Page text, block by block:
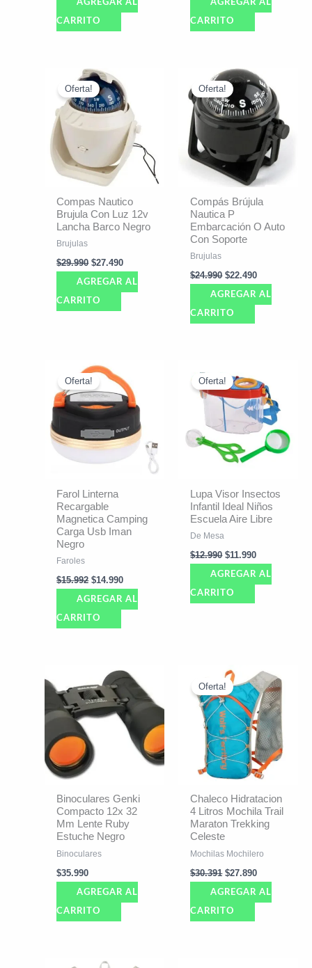
AGREGAR AL
CARRITO
AGREGAR AL
CARRITO
Oferta!
Compas Nautico
Brujula Con Luz 12v
Lancha Barco Negro
Brujulas
$29.990
El
precio
original
era:
$27.490
precio
actual
es:
$27.490.
AGREGAR AL
CARRITO
Oferta!
Compás Brújula
Nautica P
Embarcación O Auto
Con Soporte
Brujulas
$24.990
El
precio
original
era:
$24.990.
$22.490
El
precio
actual
es:
$22.490.
AGREGAR AL
CARRITO
Oferta!
Farol Linterna
Recargable
Magnetica Camping
Carga Usb Iman
Negro
Faroles
$15.992
El
precio
original
era:
$15.992.
$14.990
precio
actual
es:
$14.990.
AGREGAR AL
CARRITO
Oferta!
Lupa Visor Insectos
Infantil Ideal Niños
Escuela Aire Libre
De Mesa
$12.990
precio
original
era:
$12.990.
$11.990
precio
actual
es:
$11.990.
AGREGAR AL
CARRITO
Binoculares Genki
Compacto 12x 32
Mm Lente Ruby
Estuche Negro
Binoculares
$35.990
AGREGAR AL
CARRITO
Oferta!
Chaleco Hidratacion
4 Litros Mochila Trail
Maraton Trekking
Celeste
Mochilas Mochilero
$30.391
El
precio
original
era:
$30.391.
$27.890
El
precio
actual
es:
$27.890.
AGREGAR AL
CARRITO